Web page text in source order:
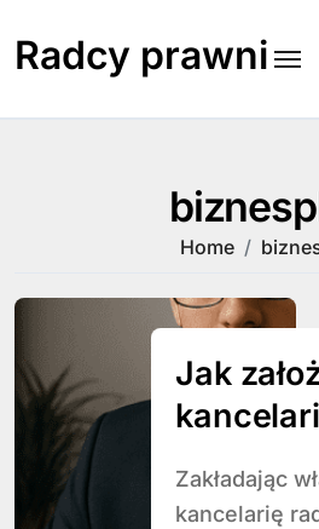
content
Radcy prawni
Home
Jak
Zakładając własną
kancelarię